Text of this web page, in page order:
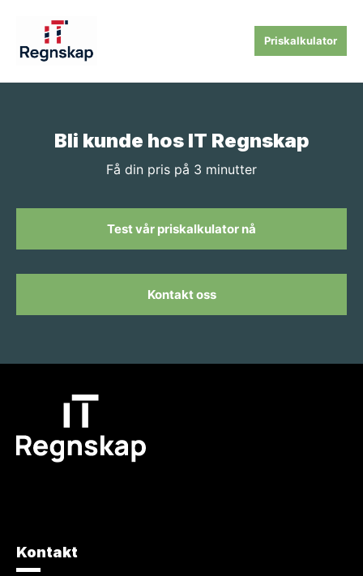
Priskalkulator
Bli kunde hos IT Regnskap
Få din pris på 3 minutter
Test vår priskalkulator nå
Kontakt oss
Kontakt